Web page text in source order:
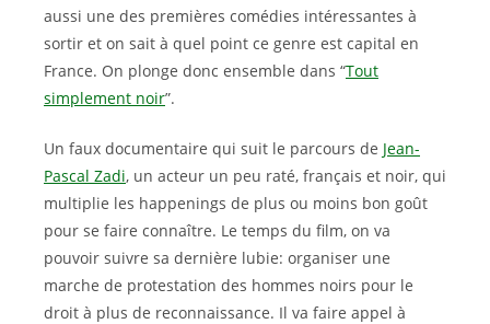
aussi une des premières comédies intéressantes à
sortir et on sait à quel point ce genre est capital en
France. On plonge donc ensemble dans “Tout
simplement noir”.
Un faux documentaire qui suit le parcours de Jean-
Pascal Zadi, un acteur un peu raté, français et noir, qui
multiplie les happenings de plus ou moins bon goût
pour se faire connaître. Le temps du film, on va
pouvoir suivre sa dernière lubie: organiser une
marche de protestation des hommes noirs pour le
droit à plus de reconnaissance. Il va faire appel à